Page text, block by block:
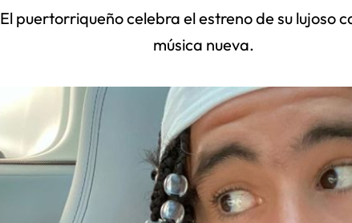
El puertorriqueño celebra el estreno de su lujoso
música nueva.